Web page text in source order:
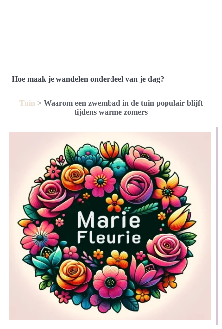
Hoe maak je wandelen onderdeel van je dag?
Tuin > Waarom een zwembad in de tuin populair blijft
tijdens warme zomers